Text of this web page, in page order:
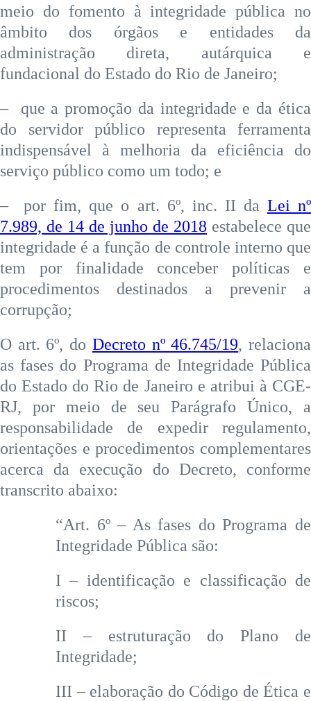
meio do fomento à integridade pública no
âmbito dos órgãos e entidades da
administração direta, autárquica e
fundacional do Estado do Rio de Janeiro;
– que a promoção da integridade e da ética
do servidor público representa ferramenta
indispensável à melhoria da eficiência do
serviço público como um todo; e
– por fim, que o art. 6º, inc. II da Lei nº
7.989, de 14 de junho de 2018 estabelece que
integridade é a função de controle interno que
tem por finalidade conceber políticas e
procedimentos destinados a prevenir a
corrupção;
O art. 6º, do Decreto nº 46.745/19, relaciona
as fases do Programa de Integridade Pública
do Estado do Rio de Janeiro e atribui à CGE-
RJ, por meio de seu Parágrafo Único, a
responsabilidade de expedir regulamento,
orientações e procedimentos complementares
acerca da execução do Decreto, conforme
transcrito abaixo:
“Art. 6º – As fases do Programa de
Integridade Pública são:
I – identificação e classificação de
riscos;
II – estruturação do Plano de
Integridade;
III – elaboração do Código de Ética e